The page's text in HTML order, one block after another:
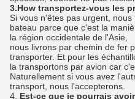
3.How transportez-vous les
Si vous n'êtes pas urgent,
bateau parce que c'est la
la région occidentale de l'Asie,
nous livrons par chemin de fer
transporter. Et pour les
la transportons par avion car
Naturellement si vous avez
transport, nous l'accepterons.
4. Est-ce que je pourrais